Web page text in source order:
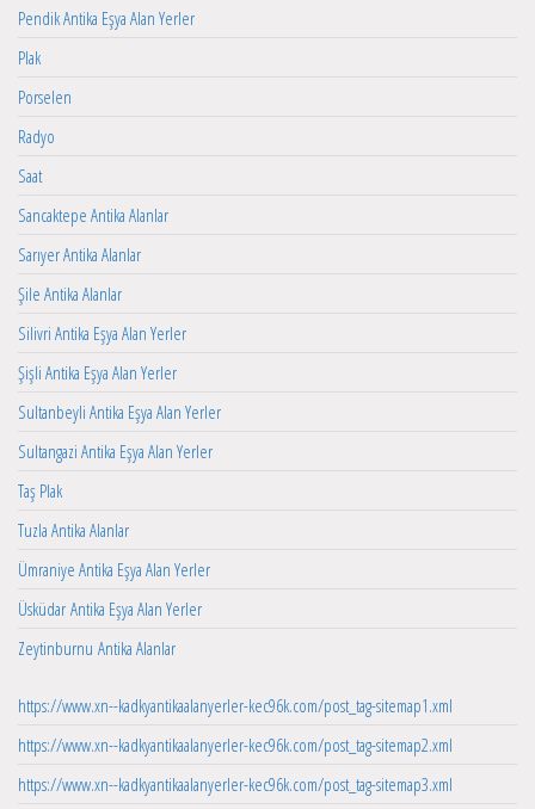
Pendik Antika Eşya Alan Yerler
Plak
Porselen
Radyo
Saat
Sancaktepe Antika Alanlar
Sarıyer Antika Alanlar
Şile Antika Alanlar
Silivri Antika Eşya Alan Yerler
Şişli Antika Eşya Alan Yerler
Sultanbeyli Antika Eşya Alan Yerler
Sultangazi Antika Eşya Alan Yerler
Taş Plak
Tuzla Antika Alanlar
Ümraniye Antika Eşya Alan Yerler
Üsküdar Antika Eşya Alan Yerler
Zeytinburnu Antika Alanlar
https://www.xn--kadkyantikaalanyerler-kec96k.com/post_tag-sitemap1.xml
https://www.xn--kadkyantikaalanyerler-kec96k.com/post_tag-sitemap2.xml
https://www.xn--kadkyantikaalanyerler-kec96k.com/post_tag-sitemap3.xml